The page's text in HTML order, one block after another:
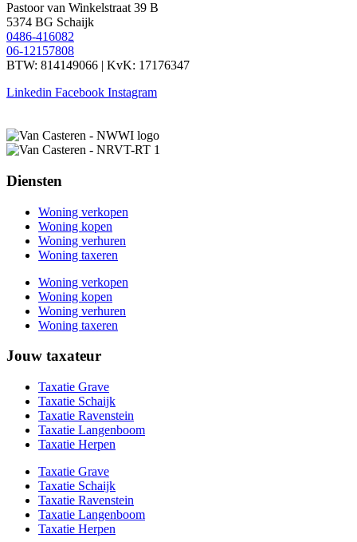
Pastoor van Winkelstraat 39 B
5374 BG Schaijk
0486-416082
06-12157808
BTW: 814149066 | KvK: 17176347
Linkedin Facebook Instagram
Diensten
Woning verkopen
Woning kopen
Woning verhuren
Woning taxeren
Woning verkopen
Woning kopen
Woning verhuren
Woning taxeren
Jouw taxateur
Taxatie Grave
Taxatie Schaijk
Taxatie Ravenstein
Taxatie Langenboom
Taxatie Herpen
Taxatie Grave
Taxatie Schaijk
Taxatie Ravenstein
Taxatie Langenboom
Taxatie Herpen